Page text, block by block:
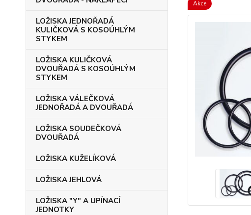
LOŽISKA JEDNOŘADÁ
KULIČKOVÁ S KOSOÚHLÝM
STYKEM
LOŽISKA KULIČKOVÁ
DVOUŘADÁ S KOSOÚHLÝM
STYKEM
LOŽISKA VÁLEČKOVÁ
JEDNOŘADÁ A DVOUŘADÁ
LOŽISKA SOUDEČKOVÁ
DVOUŘADÁ
LOŽISKA KUŽELÍKOVÁ
LOŽISKA JEHLOVÁ
LOŽISKA "Y" A UPÍNACÍ
JEDNOTKY
Akce